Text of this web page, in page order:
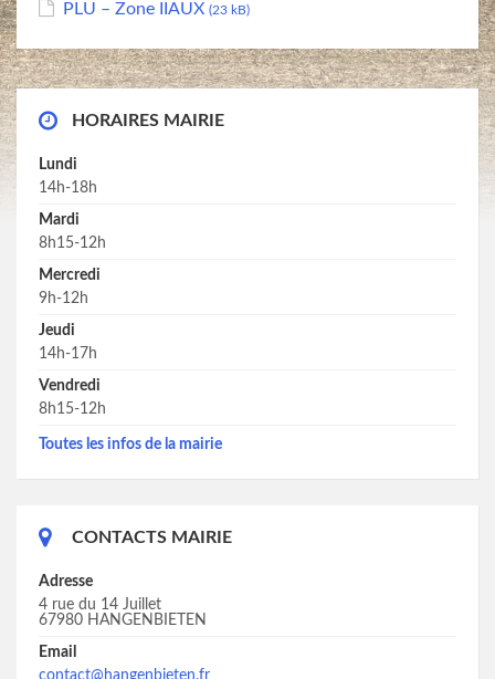
PLU – Zone IIAUX (23 kB)
HORAIRES MAIRIE
Lundi
14h-18h
Mardi
8h15-12h
Mercredi
9h-12h
Jeudi
14h-17h
Vendredi
8h15-12h
Toutes les infos de la mairie
CONTACTS MAIRIE
Adresse
4 rue du 14 Juillet
67980 HANGENBIETEN
Email
contact@hangenbieten.fr